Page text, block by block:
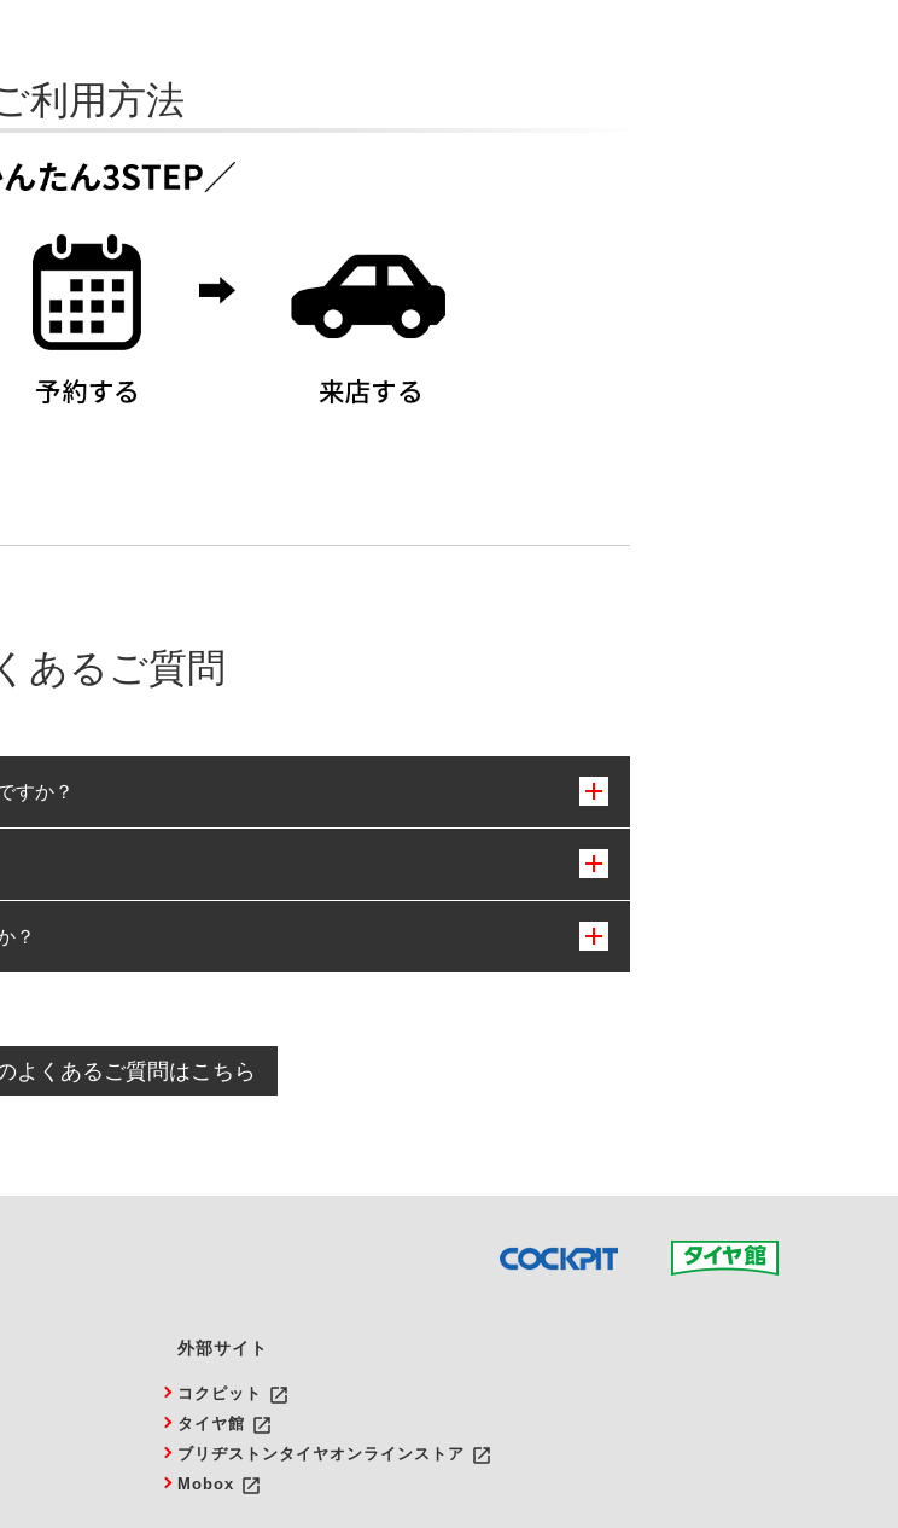
利用方法
あるご質問
すか？
？
セルをご希望の際は、直接ご予約いただいた店舗へご連絡くださ
よくあるご質問はこちら
外部サイト
コクピット launch
タイヤ館 launch
ブリヂストンタイヤオンラインストア launch
Mobox launch